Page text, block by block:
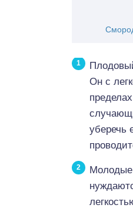
Он с
уберечь
Молодые